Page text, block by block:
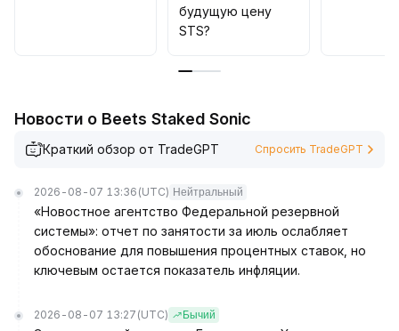
пределах текущего диапазона колебаний ±3%),
контролируя размер позиций и ожидая прояснения
будущую цену
STS?
Новости о Beets Staked Sonic
Краткий обзор от TradeGPT Спросить TradeGPT
2026-08-07 13:36 (UTC) Нейтральный
«Новостное агентство Федеральной резервной
системы»: отчет по занятости за июль ослабляет
обоснование для повышения процентных ставок, но
ключевым остается показатель инфляции.
2026-08-07 13:27 (UTC) Бычий